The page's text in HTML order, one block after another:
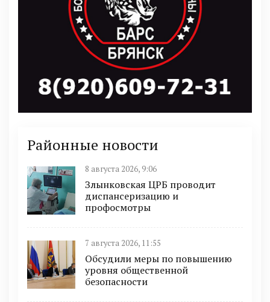
Районные новости
8 августа 2026, 9:06
Злынковская ЦРБ проводит
диспансеризацию и
профосмотры
7 августа 2026, 11:55
Обсудили меры по повышению
уровня общественной
безопасности